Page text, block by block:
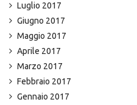
Luglio 2017
Giugno 2017
Maggio 2017
Aprile 2017
Marzo 2017
Febbraio 2017
Gennaio 2017